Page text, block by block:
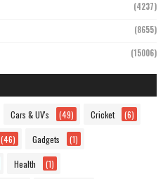
(4237)
(8655)
(15006)
Cars & UV's (49) Cricket (6)
(46) Gadgets (1)
Health (1)